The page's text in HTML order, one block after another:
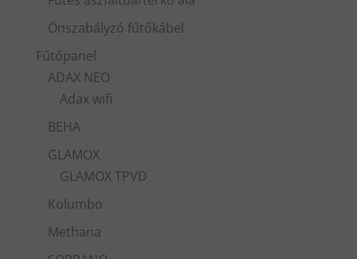
Önszabályzó fűtőkábel
Fűtőpanel
ADAX NEO
Adax wifi
BEHA
GLAMOX
GLAMOX TPVD
Kolumbo
Methana